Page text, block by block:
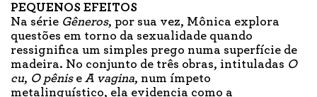
PEQUENOS EFEITOS
Na série Gêneros, por sua vez, Mônica explora
questões em torno da sexualidade quando
ressignifica um simples prego numa superfície de
madeira. No conjunto de três obras, intituladas O
cu, O pênise A vagina, num ímpeto
metalinguístico, ela evidencia como a